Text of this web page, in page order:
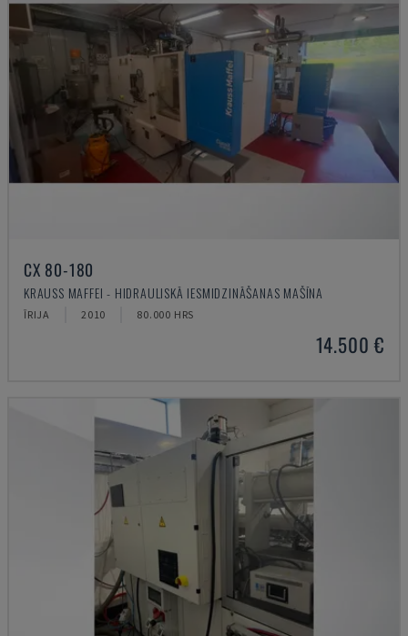
CX 80-180
KRAUSS MAFFEI - HIDRAULISKĀ IESMIDZINĀŠANAS MAŠĪNA
ĪRIJA 2010 80.000 HRS
14.500 €